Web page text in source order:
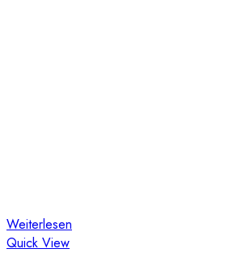
Weiterlesen
Quick View